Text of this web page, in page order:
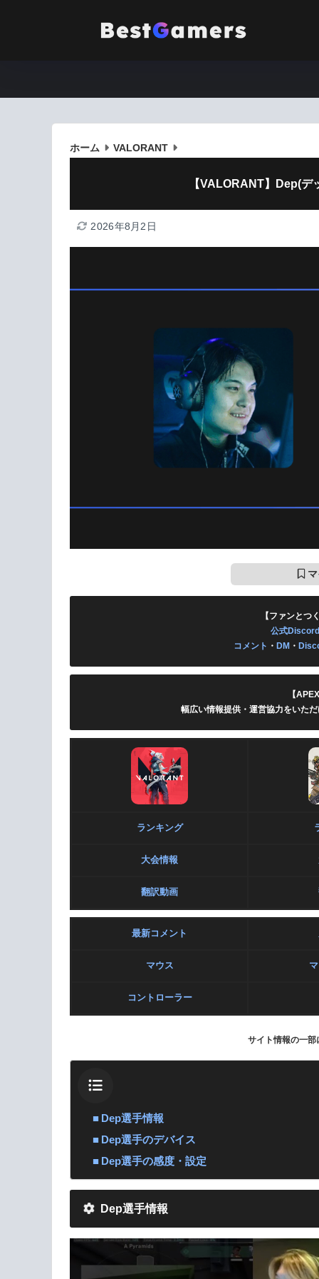
ホーム VALORANT
【VALORANT】Dep(デ
2026年8月2日
【ファンとつ
公式
コメント ・ DM ・
【
幅広い情報提供・運営協力をいた
ランキング
大会情報
翻訳動画
最新コメント
マウス
コントローラー
サイト情報の一
Dep選手情報
Dep選手のデバイス
Dep選手の感度・設定
Dep選手情報